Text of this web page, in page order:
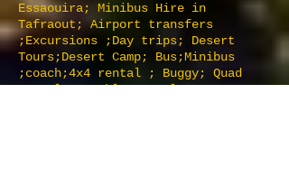
Essaouira; Minibus Hire in
Tafraout; Airport transfers
;Excursions ;Day trips; Desert
Tours;Desert Camp; Bus;Minibus
;coach;4x4 rental ; Buggy; Quad
Rental; Casablanca; El